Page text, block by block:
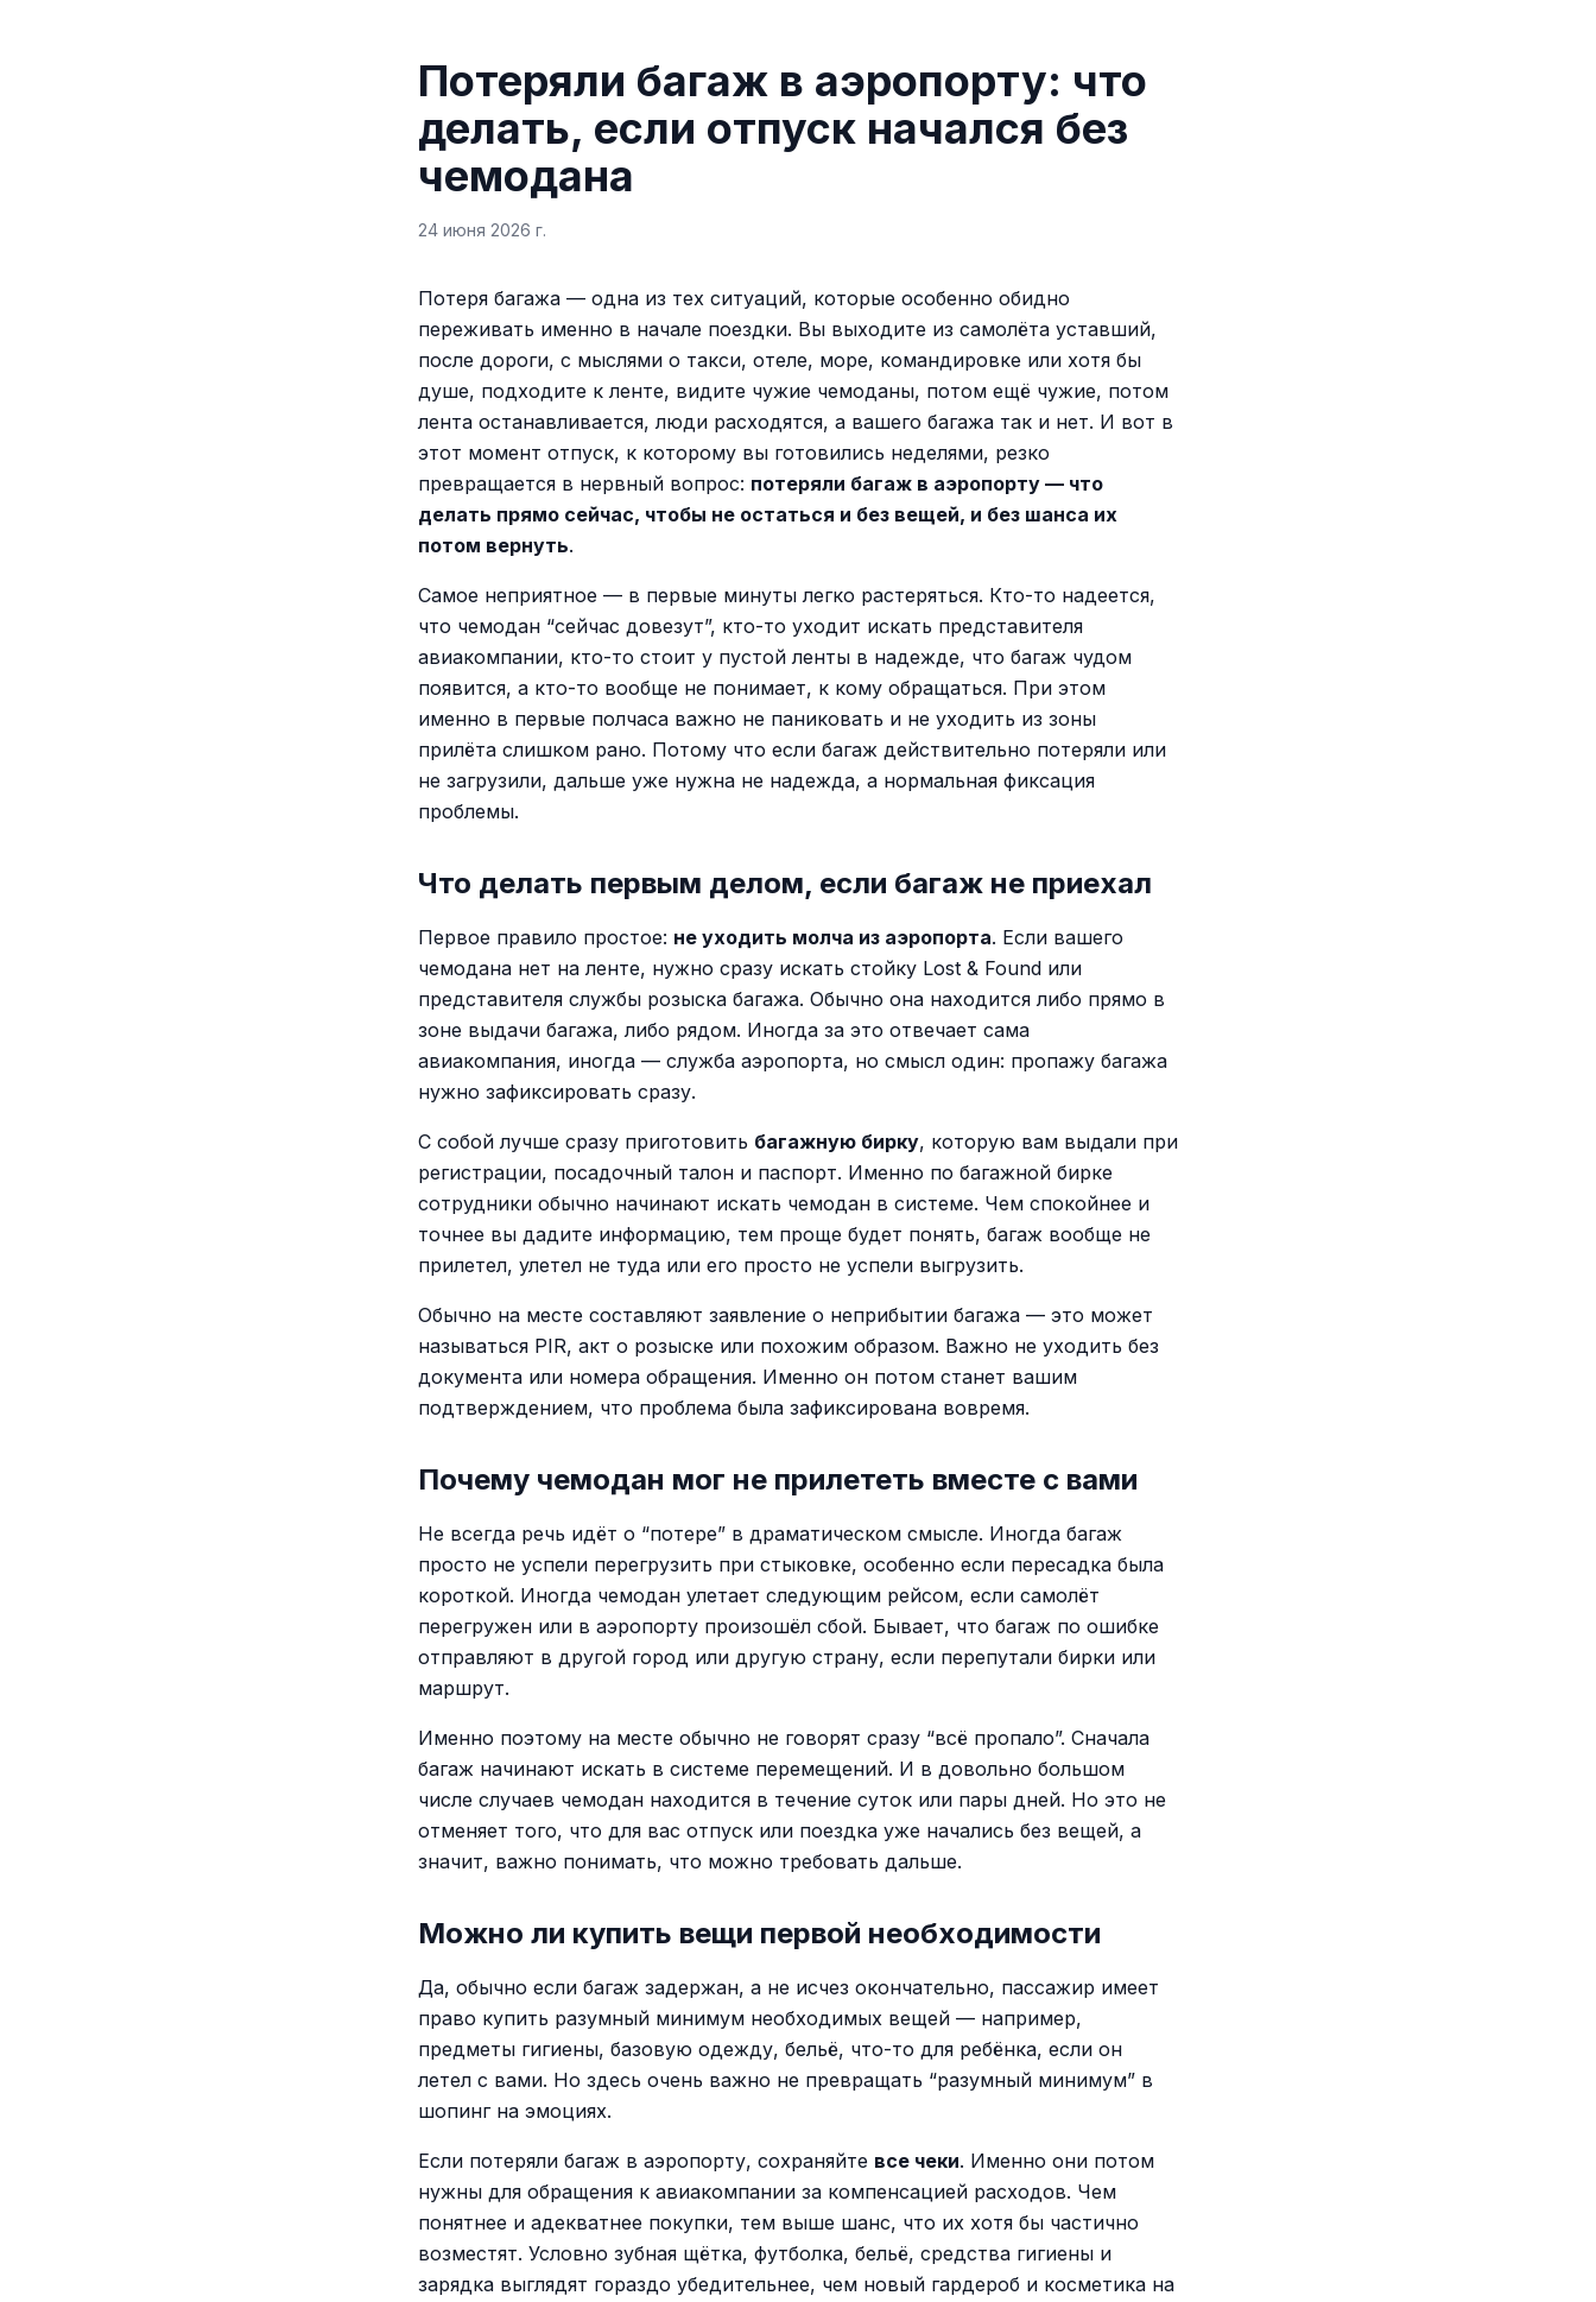
Потеряли багаж в аэропорту: что
делать, если отпуск начался без
чемодана
24 июня 2026 г.
Потеря багажа — одна из тех ситуаций, которые особенно обидно
переживать именно в начале поездки. Вы выходите из самолёта уставший,
после дороги, с мыслями о такси, отеле, море, командировке или хотя бы
душе, подходите к ленте, видите чужие чемоданы, потом ещё чужие, потом
лента останавливается, люди расходятся, а вашего багажа так и нет. И вот в
этот момент отпуск, к которому вы готовились неделями, резко
превращается в нервный вопрос: потеряли багаж в аэропорту — что
делать прямо сейчас, чтобы не остаться и без вещей, и без шанса их
потом вернуть.
Самое неприятное — в первые минуты легко растеряться. Кто-то надеется,
что чемодан “сейчас довезут”, кто-то уходит искать представителя
авиакомпании, кто-то стоит у пустой ленты в надежде, что багаж чудом
появится, а кто-то вообще не понимает, к кому обращаться. При этом
именно в первые полчаса важно не паниковать и не уходить из зоны
прилёта слишком рано. Потому что если багаж действительно потеряли или
не загрузили, дальше уже нужна не надежда, а нормальная фиксация
проблемы.
Что делать первым делом, если багаж не приехал
Первое правило простое: не уходить молча из аэропорта. Если вашего
чемодана нет на ленте, нужно сразу искать стойку Lost & Found или
представителя службы розыска багажа. Обычно она находится либо прямо в
зоне выдачи багажа, либо рядом. Иногда за это отвечает сама
авиакомпания, иногда — служба аэропорта, но смысл один: пропажу багажа
нужно зафиксировать сразу.
С собой лучше сразу приготовить багажную бирку, которую вам выдали при
регистрации, посадочный талон и паспорт. Именно по багажной бирке
сотрудники обычно начинают искать чемодан в системе. Чем спокойнее и
точнее вы дадите информацию, тем проще будет понять, багаж вообще не
прилетел, улетел не туда или его просто не успели выгрузить.
Обычно на месте составляют заявление о неприбытии багажа — это может
называться PIR, акт о розыске или похожим образом. Важно не уходить без
документа или номера обращения. Именно он потом станет вашим
подтверждением, что проблема была зафиксирована вовремя.
Почему чемодан мог не прилететь вместе с вами
Не всегда речь идёт о “потере” в драматическом смысле. Иногда багаж
просто не успели перегрузить при стыковке, особенно если пересадка была
короткой. Иногда чемодан улетает следующим рейсом, если самолёт
перегружен или в аэропорту произошёл сбой. Бывает, что багаж по ошибке
отправляют в другой город или другую страну, если перепутали бирки или
маршрут.
Именно поэтому на месте обычно не говорят сразу “всё пропало”. Сначала
багаж начинают искать в системе перемещений. И в довольно большом
числе случаев чемодан находится в течение суток или пары дней. Но это не
отменяет того, что для вас отпуск или поездка уже начались без вещей, а
значит, важно понимать, что можно требовать дальше.
Можно ли купить вещи первой необходимости
Да, обычно если багаж задержан, а не исчез окончательно, пассажир имеет
право купить разумный минимум необходимых вещей — например,
предметы гигиены, базовую одежду, бельё, что-то для ребёнка, если он
летел с вами. Но здесь очень важно не превращать “разумный минимум” в
шопинг на эмоциях.
Если потеряли багаж в аэропорту, сохраняйте все чеки. Именно они потом
нужны для обращения к авиакомпании за компенсацией расходов. Чем
понятнее и адекватнее покупки, тем выше шанс, что их хотя бы частично
возместят. Условно зубная щётка, футболка, бельё, средства гигиены и
зарядка выглядят гораздо убедительнее, чем новый гардероб и косметика на